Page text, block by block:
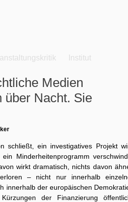
Institut
Medien
über Nacht. Sie
schließt, ein investigatives Projekt
Minderheitenprogramm
wirkt dramatisch, nichts davon
– nicht nur innerhalb
innerhalb der europäischen
der Finanzierung